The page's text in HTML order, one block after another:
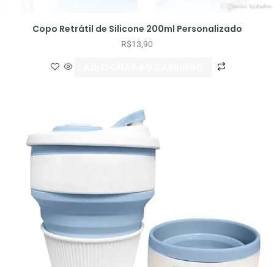
Copo Retrátil de Silicone 200ml Personalizado
R$13,90